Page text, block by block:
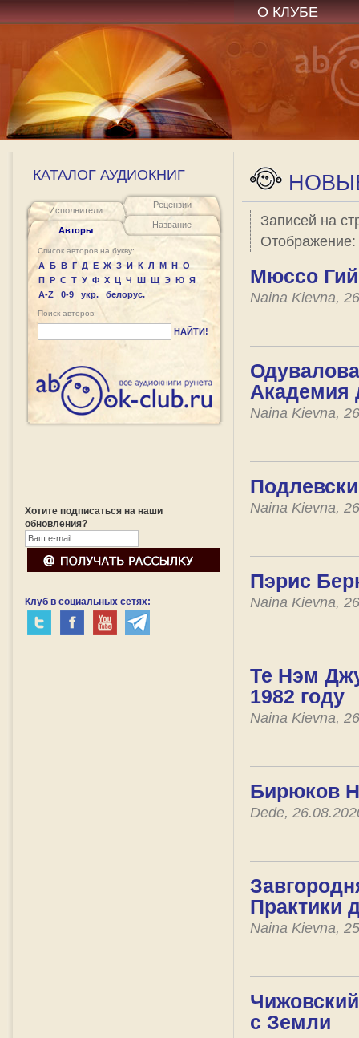
О КЛУБЕ
КАТАЛОГ АУДИОКНИГ
Исполнители
Авторы
Рецензии
Название
Список авторов на букву:
А Б В Г Д Е Ж З И К Л М Н О
П Р С Т У Ф Х Ц Ч Ш Щ Э Ю Я
A-Z
0-9 укр. белорус.
Поиск авторов:
НАЙТИ!
Хотите подписаться на наши
обновления?
Клуб в социальных сетях:
Записей на
Отображение:
Мюссо
Naina Kievna,
Академия
Naina Kievna,
Naina Kievna,
Пэрис
Naina Kievna,
Те Нэм
1982 году
Naina Kievna,
Бирюков
Dede,
Практики
Naina Kievna,
с Земли